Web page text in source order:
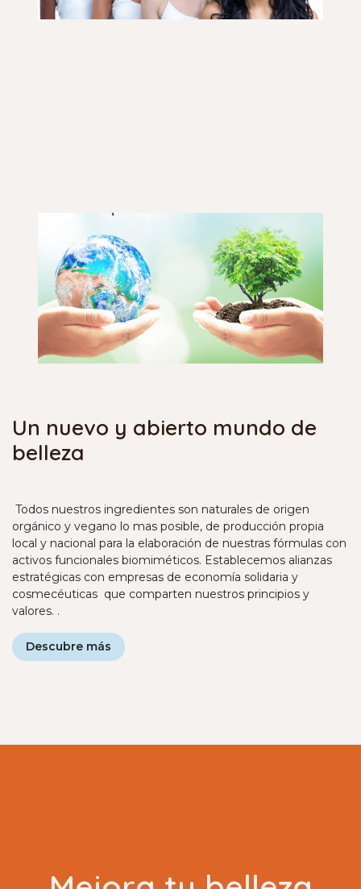
Un nuevo y abierto mundo de
belleza
Todos nuestros ingredientes son naturales de origen
orgánico y vegano lo mas posible, de producción propia
local y nacional para la elaboración de nuestras fórmulas con
activos funcionales biomiméticos. Establecemos alianzas
estratégicas con empresas de economía solidaria y
cosmecéuticas que comparten nuestros principios y
valores. .
Descubre más